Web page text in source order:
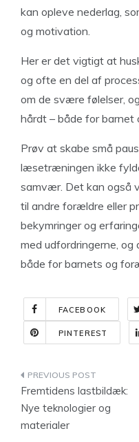
kan opleve nederlag,
og motivation.
Her er det vigtigt at
og ofte en del af
om de svære følelser,
hårdt – både for barnet
Prøv at skabe små
læsetræningen ikke
samvær. Det kan også
til andre forældre eller
bekymringer og
med udfordringerne,
både for barnets og
FACEBOOK
PINTEREST
Fremtidens lastbildæk:
Nye teknologier og
materialer